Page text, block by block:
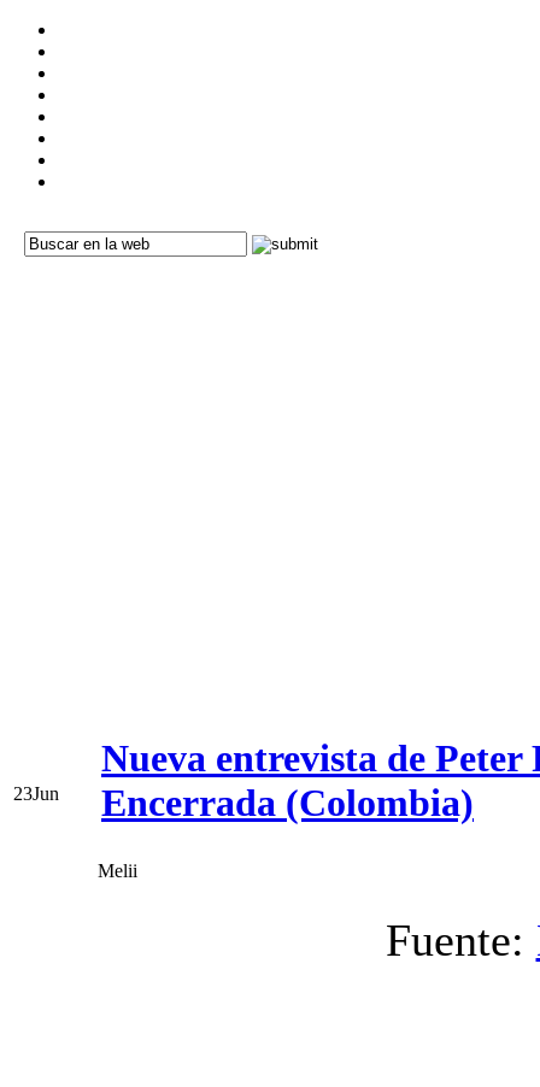
23Jun
Nueva entrevista de
Encerrada (Colombia)
Melii
Fuente: